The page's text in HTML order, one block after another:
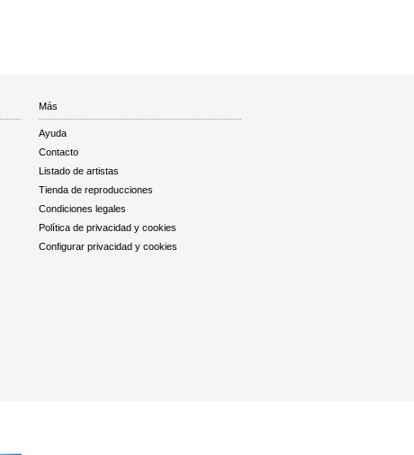
Más
Ayuda
Contacto
Listado de artistas
Tienda de reproducciones
Condiciones legales
Política de privacidad y cookies
Configurar privacidad y cookies